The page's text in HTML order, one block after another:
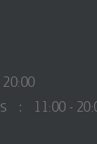
: 11:00 -